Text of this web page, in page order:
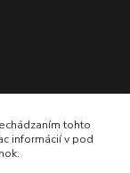
tohto
informácií v pod